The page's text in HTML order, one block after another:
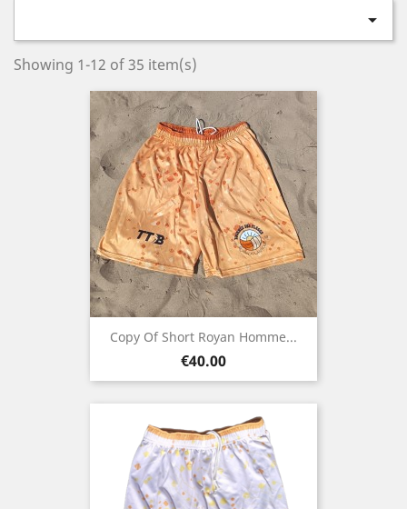

Showing 1-12 of 35 item(s)
Copy Of Short Royan Homme...
Price
€40.00